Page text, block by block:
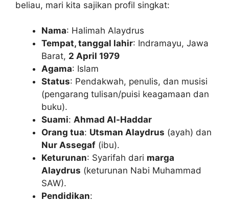
beliau, mari kita sajikan profil singkat:
Nama: Halimah Alaydrus
Tempat, tanggal lahir: Indramayu, Jawa
Barat, 2 April 1979
Agama: Islam
Status: Pendakwah, penulis, dan musisi
(pengarang tulisan/puisi keagamaan dan
buku).
Suami: Ahmad Al-Haddar
Orang tua: Utsman Alaydrus (ayah) dan
Nur Assegaf (ibu).
Keturunan: Syarifah dari marga
Alaydrus (keturunan Nabi Muhammad
SAW).
Pendidikan: